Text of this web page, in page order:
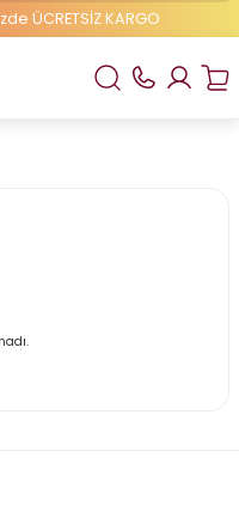
ÜCRETSİZ KARGO
ELİTE